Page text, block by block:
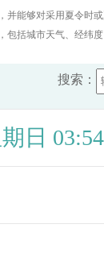
能够对采用夏令时
包括城市天气、经纬
搜索：
日